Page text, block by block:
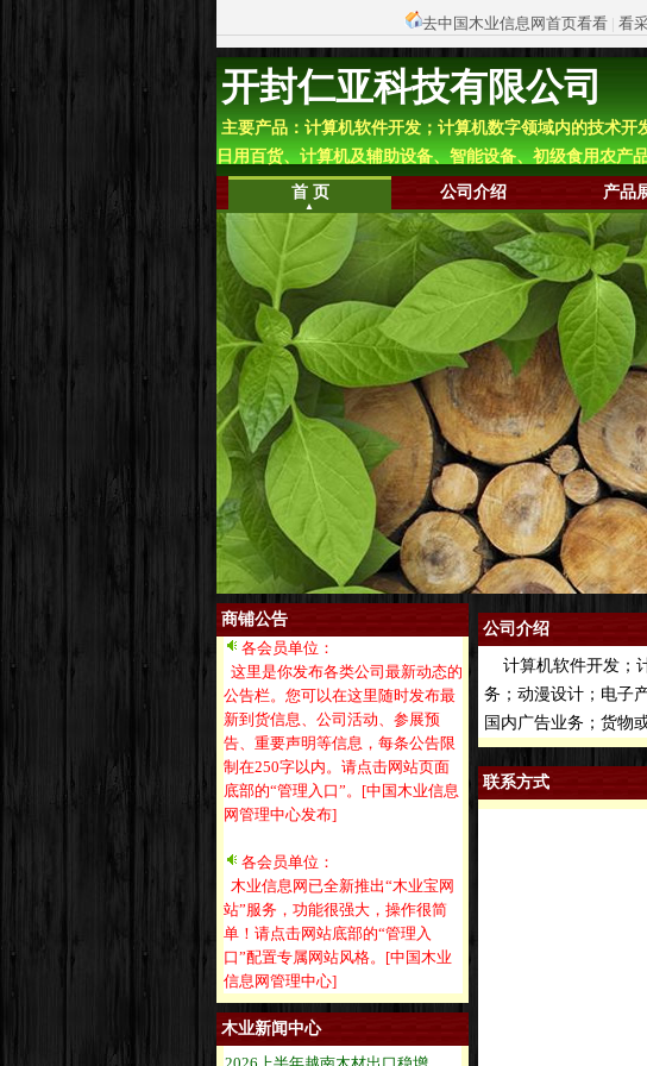
去中国木业信息网首页看看 | 看
开封仁亚科技有限公司
主要产品：计算机软件开发；计算机数字领域内的技术开
日用百货、计算机及辅助设备、智能设备、初级食用农产
首 页
公司介绍 产品
商铺公告
各会员单位：
这里是你发布各类公司最新动态的
公告栏。您可以在这里随时发布最
新到货信息、公司活动、参展预
告、重要声明等信息，每条公告限
制在250字以内。请点击网站页面
底部的“管理入口”。[中国木业信息
网管理中心发布]
各会员单位：
木业信息网已全新推出“木业宝网
站”服务，功能很强大，操作很简
单！请点击网站底部的“管理入
口”配置专属网站风格。[中国木业
信息网管理中心]
木业新闻中心
公司介绍
计算机软件开发；
务；动漫设计；电子
国内广告业务；货物
联系方式